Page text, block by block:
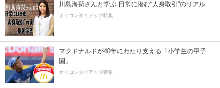
川島海荷さんと学ぶ 日常に潜む“人身取引”のリアル
オリコンタイアップ特集
マクドナルドが40年にわたり支える「小学生の甲子
園」
オリコンタイアップ特集